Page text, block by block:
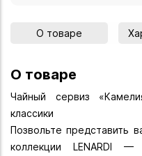
О товаре
О товаре
Чайный сервиз
классики
Позвольте представить
коллекции LENARDI —